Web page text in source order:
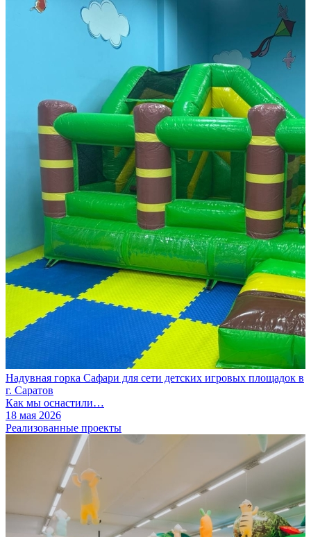
Надувная горка Сафари для сети детских игровых площадок в
г. Саратов
Как мы оснастили…
18 мая 2026
Реализованные проекты